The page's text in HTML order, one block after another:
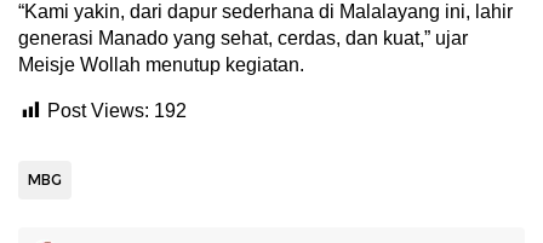
“Kami yakin, dari dapur sederhana di Malalayang ini, lahir
generasi Manado yang sehat, cerdas, dan kuat,” ujar
Meisje Wollah menutup kegiatan.
Post Views: 192
MBG